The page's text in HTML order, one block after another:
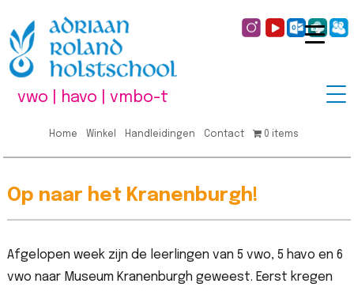
vwo | havo | vmbo-t
Home Winkel Handleidingen Contact 0 items
Op naar het Kranenburgh!
Afgelopen week zijn de leerlingen van 5 vwo, 5 havo en 6
vwo naar Museum Kranenburgh geweest. Eerst kregen